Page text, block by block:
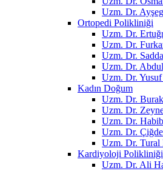
Uzm. Dr.
Ortopedi Polikliniği
Uzm. Dr.
Uzm. Dr.
Uzm. Dr.
Uzm. Dr.
Uzm. Dr.
Kadın Doğum
Uzm. Dr.
Uzm. Dr.
Uzm. Dr.
Uzm. Dr.
Uzm. Dr. Tural
Kardiyoloji Polikliniği
Uzm. Dr. Ali